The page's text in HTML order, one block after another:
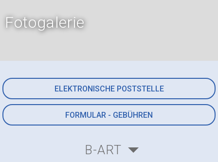
Fotogalerie
ELEKTRONISCHE POSTSTELLE
FORMULAR - GEBÜHREN
B-ART